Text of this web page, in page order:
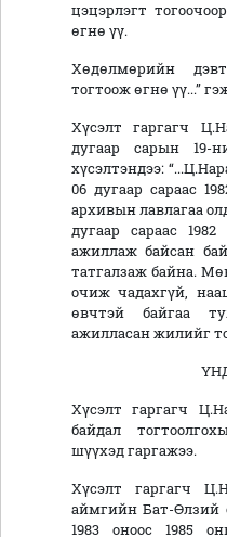
цэцэрлэгт
өгнө үү.
Хөдөлмөрийн
тогтоож өгнө үү...”
Хүсэлт гаргагч
дугаар сарын 19-
хүсэлтэндээ:
06 дугаар сараас
архивын лавлагаа
дугаар сараас
ажиллаж байсан
татгалзаж байна.
очиж чадахгүй,
өвчтэй байгаа
ажилласан жилийг
Хүсэлт гаргагч
байдал
шүүхэд гаргажээ.
Хүсэлт гаргагч
аймгийн Бат-Өлзий
1983 оноос 1985